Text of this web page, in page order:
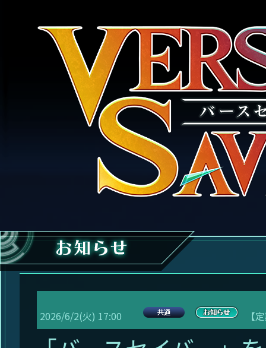
2026/6/2(火) 17:00 【